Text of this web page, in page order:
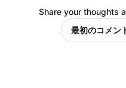
Share your thoughts
最初のコメン